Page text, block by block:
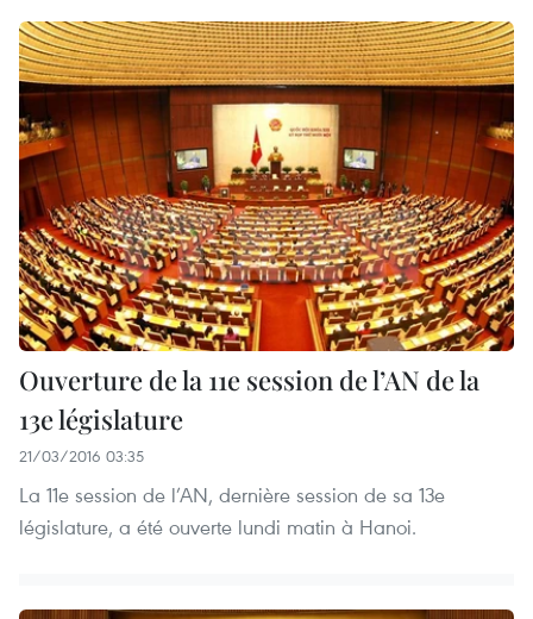
Ouverture de la 11e session de l’AN de la
13e législature
21/03/2016 03:35
La 11e session de l’AN, dernière session de sa 13e
législature, a été ouverte lundi matin à Hanoi.